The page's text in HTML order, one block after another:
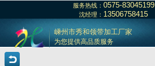
服务热线： 0575-83045199
沈经理： 13506758415
嵊州市秀和领带加工厂家
为您提供高品质服务